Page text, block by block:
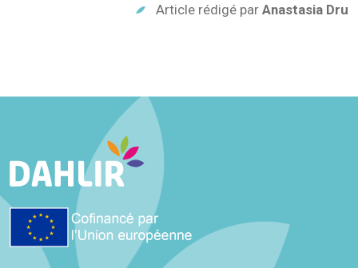
Article rédigé par Anastasia Dru